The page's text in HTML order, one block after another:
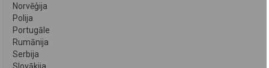
Norvēģija
Polija
Portugāle
Rumānija
Serbija